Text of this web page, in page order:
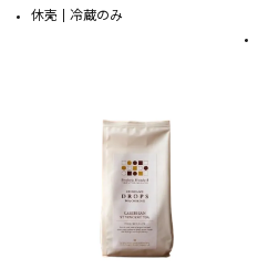
休売 冷蔵のみ